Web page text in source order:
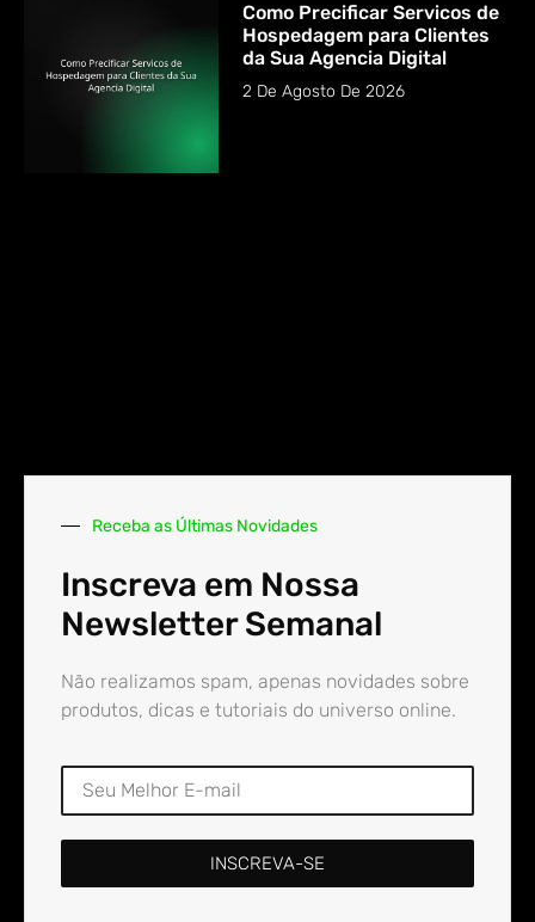
Como Precificar Servicos de
Hospedagem para Clientes
da Sua Agencia Digital
2 De Agosto De 2026
Receba as Últimas Novidades
Inscreva em Nossa
Newsletter Semanal
Não realizamos spam, apenas novidades sobre
produtos, dicas e tutoriais do universo online.
INSCREVA-SE